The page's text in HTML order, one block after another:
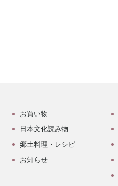
お買い物
日本文化読み物
郷土料理・レシピ
お知らせ